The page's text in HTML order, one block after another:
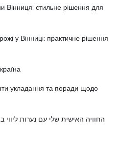
Вінниця: стильне рішення для
у Вінниці: практичне рішення
укладання та поради щодо
החוויה האישית שלי עם נערות